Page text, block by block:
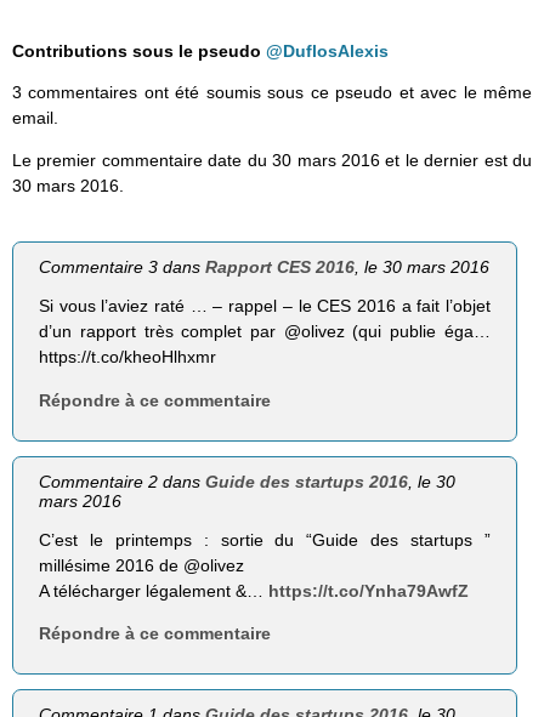
Contributions sous le pseudo @DuflosAlexis
3 commentaires ont été soumis sous ce pseudo et avec le même
email.
Le premier commentaire date du 30 mars 2016 et le dernier est du
30 mars 2016.
Commentaire 3 dansRapport CES 2016, le 30 mars 2016
Si vous l’aviez raté … – rappel – le CES 2016 a fait l’objet
d’un rapport très complet par @olivez (qui publie éga…
https://t.co/kheoHlhxmr
Répondre à ce commentaire
Commentaire 2 dansGuide des startups 2016 , le 30
mars 2016
C’est le printemps : sortie du “Guide des startups ”
millésime 2016 de @olivez
A télécharger légalement &… https://t.co/Ynha79AwfZ
Répondre à ce commentaire